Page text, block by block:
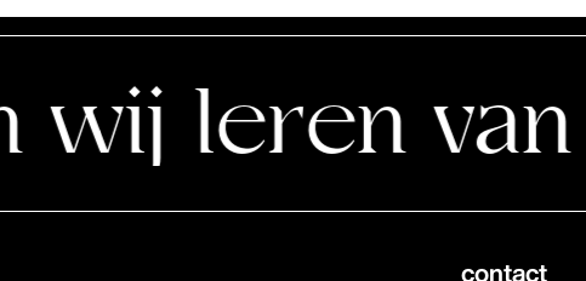
van de
contact